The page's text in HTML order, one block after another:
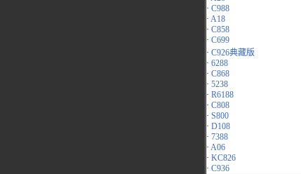
· C988
· A18
· C858
· C699
· C926典藏版
· 6288
· C868
· 5238
· R6188
· C808
· S800
· D108
· 7388
· A06
· KC826
· C936